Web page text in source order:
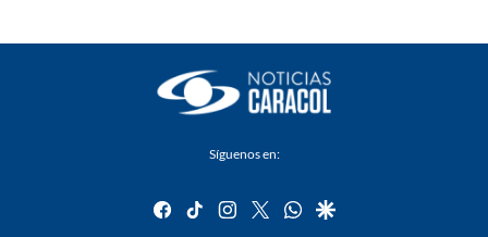
Síguenos en:
facebook
tiktok instagram
twitterwhatsapp
google